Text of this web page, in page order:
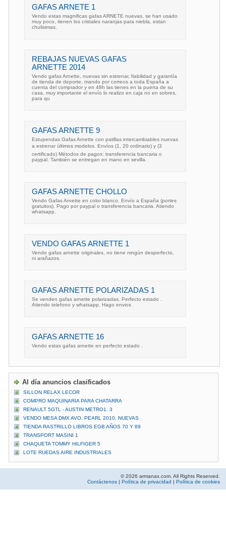
GAFAS ARNETE 1
Vendo estas magnificas gafas ARNETE nuevas, se han usado
muy poco, tienen los cristales naranjas para niebla, estan
chulisimas.
REBAJAS NUEVAS GAFAS
ARNETTE 2014
Vendo gafas Arnette, nuevas sin estrenar, fiabilidad y garantía
de tienda de deporte, mando por correos a toda España a
cuenta del comprador y en 48h las tienes en la puerta de su
casa, muy importante el envío lo realizo en caja no en sobres,
para qu
GAFAS ARNETTE 9
Estupendas Gafas Arnette con patillas intercambiables nuevas
a estrenar últimos modelos. Envíos (1, 20 ordinario) y (3
certificado) Métodos de pagos: transferencia bancaria o
paypal. También se entregan en mano en sevilla.
GAFAS ARNETTE CHOLLO
Vendo Gafas Arnette en color blanco. Envío a España (portes
gratuitos). Pago por paypal o transferencia bancaria. Atiendo
whatsapp.
VENDO GAFAS ARNETTE 1
Vendo gafas arnette originales, no tiene ningún desperfecto,
ni arañazos.
GAFAS ARNETTE POLARIZADAS 1
Se venden gafas arnette polarizadas. Perfecto estado .
Atiendo telefono y whatsapp. Hago envios
GAFAS ARNETTE 16
Vendo estas gafas arnette en perfecto estado .
Al día anuncios clasificados
SILLON RELAX LECOR
COMPRO MAQUINARIA PARA CHATARRA
RENAULT 5GTL - AUSTIN METRO1. 3
VENDO MESA DMX AVO. PEARL 2010, NUEVAS
TIENDA RASTRILLO LIBROS EGB AÑOS 70 Y 89
TRANSPORT MASINI 1
CHAQUETA TOMMY HILFIGER 5
LOTE RUEDAS AIRE INDUSTRIALES
© 2026 armanax.com. All Rights Reserved.
Contáctenos | Política de privacidad | Política de cookies